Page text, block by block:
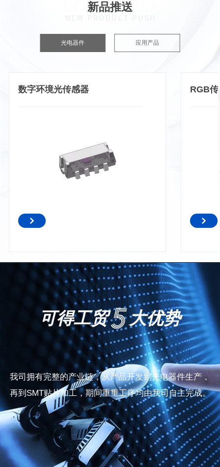
新品推送
光电器件 应用产品
数字环境光传感器 RGB
可得工贸 大优势
我司拥有完整的产业链，从产品开发到光电器件生产，
再到SMT贴片加工，期间重重工序均由我司自主完成。